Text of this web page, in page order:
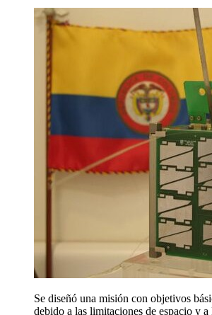
Se diseñó una misión con objetivos
debido a las limitaciones de espacio y a